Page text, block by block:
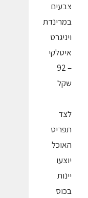
צבעים
במרינדת
ויניגרט
איטלקי
– 92
שקל
לצד
תפריט
האוכל
יוצעו
יינות
בכוס